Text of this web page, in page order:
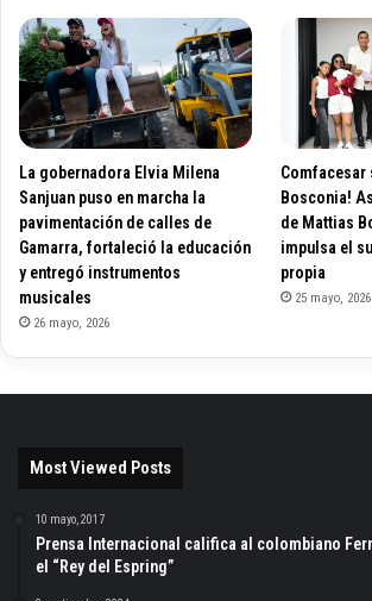
La gobernadora Elvia Milena
Sanjuan puso en marcha la
pavimentación de calles de
Gamarra, fortaleció la educación
y entregó instrumentos
musicales
26 mayo, 2026
Comfacesar
Bosconia!
de Mattias
impulsa el
propia
25 mayo, 2026
Most Viewed Posts
10 mayo, 2017
Prensa Internacional califica al colombiano
el “Rey del Espring”